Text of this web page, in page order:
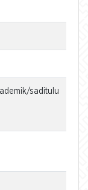
saditulu